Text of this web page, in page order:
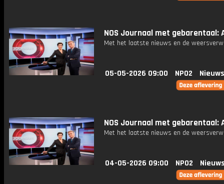
NOS Journaal met gebarentaal:
Met het laatste nieuws en de
05-05-2026 09:00 NPO2
NOS Journaal met gebarentaal:
Met het laatste nieuws en de
04-05-2026 09:00 NPO2